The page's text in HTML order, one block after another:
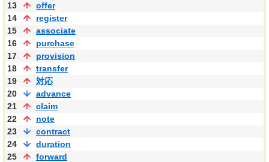
13
offer
14
register
15
associate
16
purchase
17
provision
18
transfer
19
対応
20
advance
21
claim
22
note
23
contract
24
duration
25
forward